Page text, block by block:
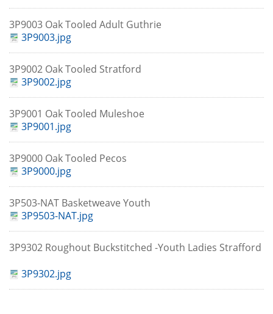
3P9003 Oak Tooled Adult Guthrie
3P9003.jpg
3P9002 Oak Tooled Stratford
3P9002.jpg
3P9001 Oak Tooled Muleshoe
3P9001.jpg
3P9000 Oak Tooled Pecos
3P9000.jpg
3P503-NAT Basketweave Youth
3P9503-NAT.jpg
3P9302 Roughout Buckstitched -Youth Ladies Strafford
3P9302.jpg